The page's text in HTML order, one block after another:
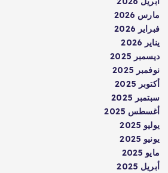
مارس 2026
فبراير 2026
يناير 2026
ديسمبر 2025
نوفمبر 2025
أكتوبر 2025
سبتمبر 2025
أغسطس 2025
يوليو 2025
يونيو 2025
مايو 2025
أبريل 2025